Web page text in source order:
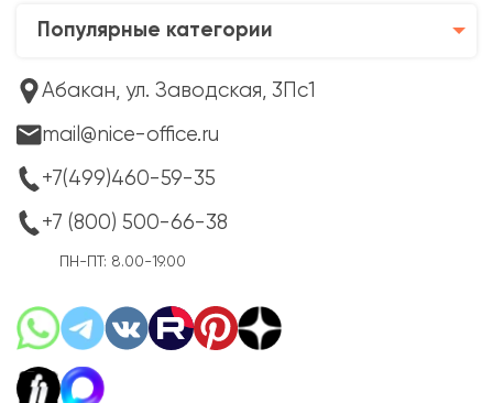
Популярные категории
Абакан, ул. Заводская, 3Пс1
mail@nice-office.ru
+7(499)460-59-35
+7 (800) 500-66-38
ПН-ПТ: 8.00-19.00